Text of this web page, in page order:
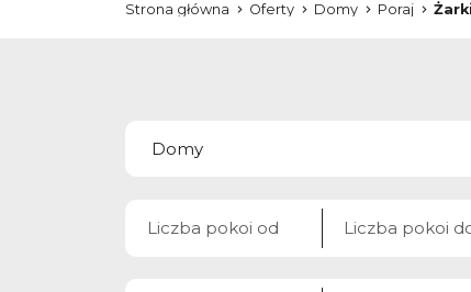
Strona główna Oferty Domy Poraj